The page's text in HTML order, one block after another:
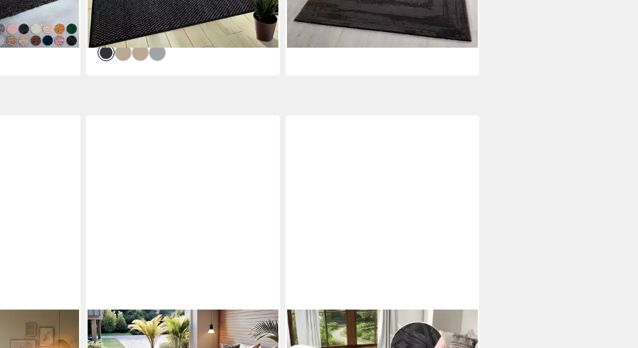
lieferbar - in 2-4 Werktagen bei dir
lieferbar - in 4-5 Werktagen bei dir
+2
als
OTTO HOME
Teppich Anna, auch als Läufer
OTTO HOME
Teppich Bonvo, rechteckig, Höhe: 19